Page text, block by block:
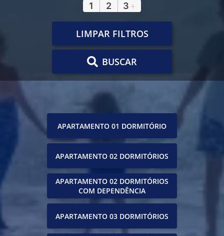
1 2 3 +
LIMPAR FILTROS
BUSCAR
APARTAMENTO 01 DORMITÓRIO
APARTAMENTO 02 DORMITÓRIOS
APARTAMENTO 02 DORMITÓRIOS
COM DEPENDÊNCIA
APARTAMENTO 03 DORMITÓRIOS